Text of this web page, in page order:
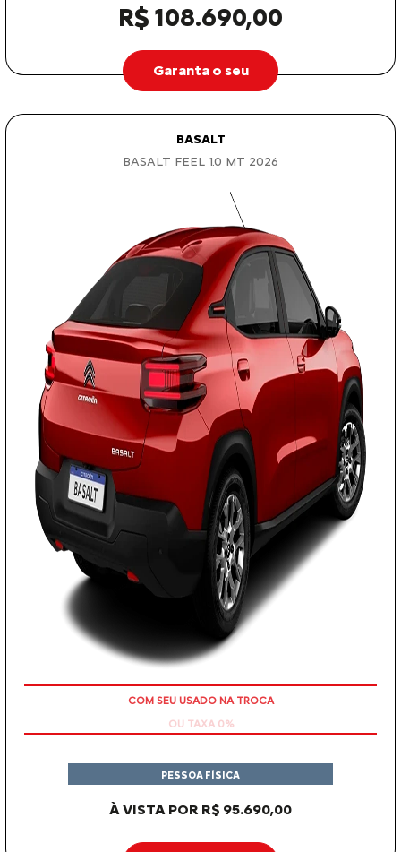
R$ 108.690,00
Garanta o seu
BASALT
BASALT FEEL 1.0 MT 2026
OU TAXA 0%
À VISTA POR R$ 95.690,00
PESSOA FÍSICA